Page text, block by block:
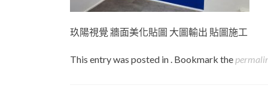
玖陽視覺 牆面美化貼圖 大圖輸出 貼圖施工
This entry was posted in . Bookmark the